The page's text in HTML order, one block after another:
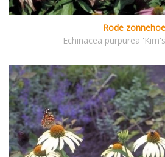
Rode
Echinacea purpurea